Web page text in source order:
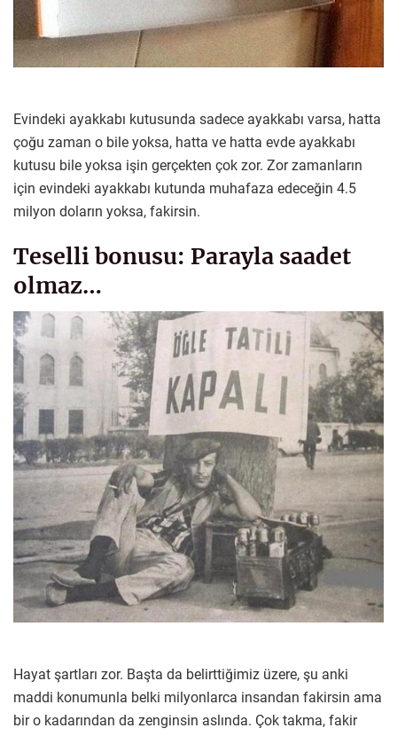
Evindeki ayakkabı kutusunda sadece ayakkabı varsa, hatta
çoğu zaman o bile yoksa, hatta ve hatta evde ayakkabı
kutusu bile yoksa işin gerçekten çok zor. Zor zamanların
için evindeki ayakkabı kutunda muhafaza edeceğin 4.5
milyon doların yoksa, fakirsin.
Teselli bonusu: Parayla saadet
olmaz…
Hayat şartları zor. Başta da belirttiğimiz üzere, şu anki
maddi konumunla belki milyonlarca insandan fakirsin ama
bir o kadarından da zenginsin aslında. Çok takma, fakir